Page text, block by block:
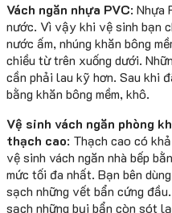
Vách ngăn nhựa PVC: Nhựa
nước. Vì vậy khi vệ sinh bạn
nước ấm, nhúng khăn bông
chiều từ trên xuống dưới.
cần phải lau kỹ hơn. Sau khi
bằng khăn bông mềm, khô.
Vệ sinh vách ngăn phòng
thạch cao: Thạch cao có
vệ sinh vách ngăn nhà bếp
mức tối đa nhất. Bạn bên
sạch những vết bẩn cứng
sạch những bụi bẩn còn sót